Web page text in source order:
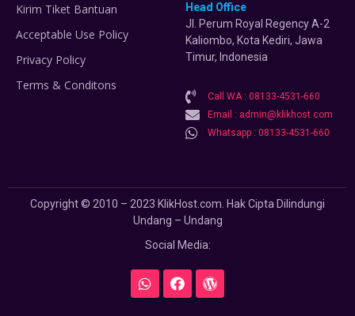
Kirim Tiket Bantuan
Acceptable Use Policy
Privacy Policy
Terms & Conditons
Head Office
Jl. Perum Royal Regency A-2
Kaliombo, Kota Kediri, Jawa
Timur, Indonesia
Call WA : 08133-4531-660
Email : admin@klikhost.com
Whatsapp : 08133-4531-660
Copyright © 2010 – 2023 KlikHost.com. Hak Cipta Dilindungi
Undang – Undang
Social Media: